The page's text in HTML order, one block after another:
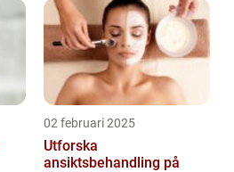
02 februari 2025
Utforska
ansiktsbehandling på